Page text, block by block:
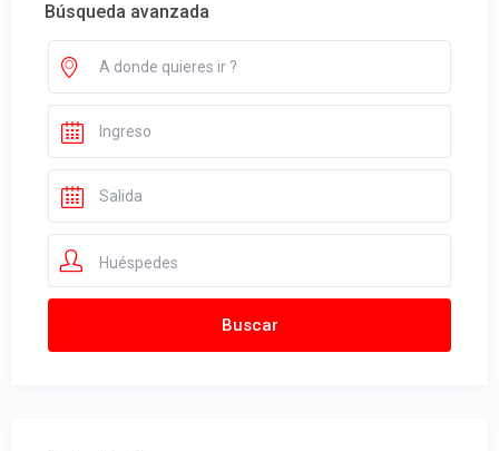
Búsqueda avanzada
Huéspedes